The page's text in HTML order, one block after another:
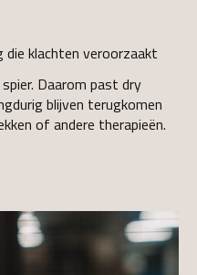
die klachten veroorzaakt
Daarom past dry
blijven terugkomen
of andere therapieën.